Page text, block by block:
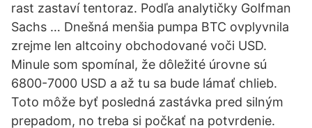
rast zastaví tentoraz. Podľa analytičky Golfman
Sachs … Dnešná menšia pumpa BTC ovplyvnila
zrejme len altcoiny obchodované voči USD.
Minule som spomínal, že dôležité úrovne sú
6800-7000 USD a až tu sa bude lámať chlieb.
Toto môže byť posledná zastávka pred silným
prepadom, no treba si počkať na potvrdenie.